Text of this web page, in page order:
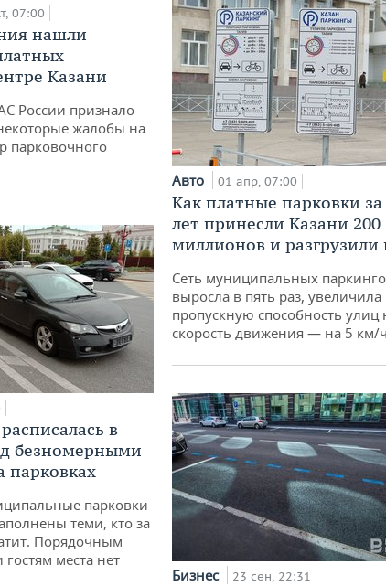
07:00
нашли
Казани
России признало
жалобы на
парковочного
в
безномерными
парковках
парковки
теми, кто за
Порядочным
места нет
Авто 01 апр, 07:00
Как платные парковки за
лет принесли Казани 200
миллионов и разгрузили
Сеть муниципальных
выросла в пять раз, увеличила
пропускную способность улиц
скорость движения — на 5 км/
Бизнес 23 сен, 22:31